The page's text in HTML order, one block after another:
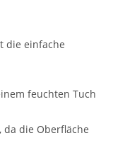
die einfache
feuchten Tuch
da die Oberfläche